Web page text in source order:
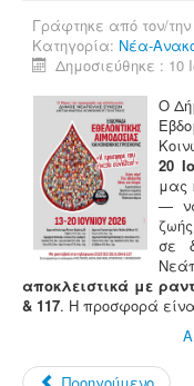
Γράφτηκε από τον/την
Κατηγορία: Νέα-
Δημοσιεύθηκε : 10
Ο
20
μας
—
σε
αποκλειστικά με
& 117. Η προσφορά